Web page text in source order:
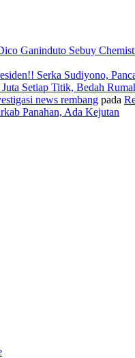
Ganinduto Sebuy
Serka Sudiyono,
Setiap Titik, Bedah
news rembang pada
Panahan, Ada Kejutan